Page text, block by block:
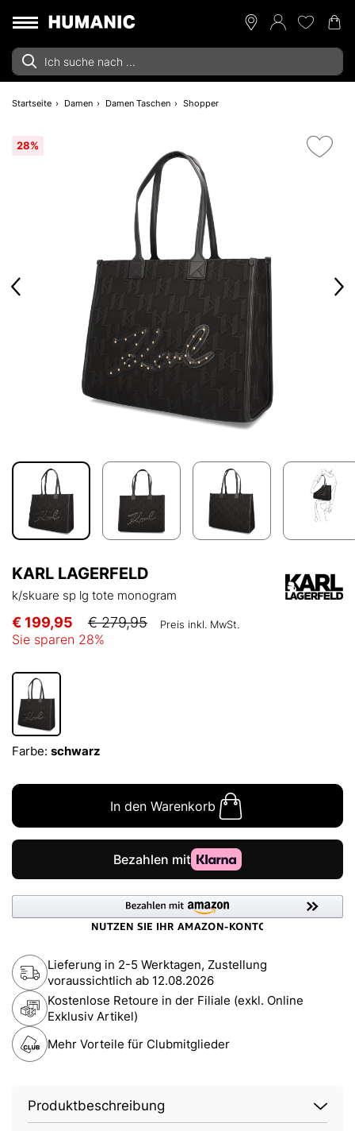
Startseite Damen Damen Taschen Shopper
28%
KARL LAGERFELD
k/skuare sp lg tote monogram
€ 199,95 € 279,95 Preis inkl. MwSt.
Sie sparen 28%
Farbe: schwarz
In den Warenkorb
Lieferung in 2-5 Werktagen, Zustellung
voraussichtlich ab 12.08.2026
Kostenlose Retoure in der Filiale (exkl. Online
Exklusiv Artikel)
Mehr Vorteile für Clubmitglieder
Produktbeschreibung